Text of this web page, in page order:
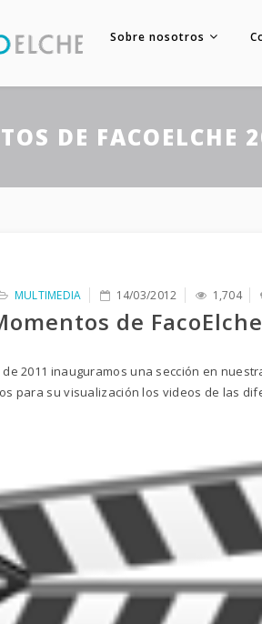
Sobre nosotros
DE FACOELCHE
MULTIMEDIA 14/03/2012 1,704
de
2011 inauguramos una sección en
para su visualización los videos de las